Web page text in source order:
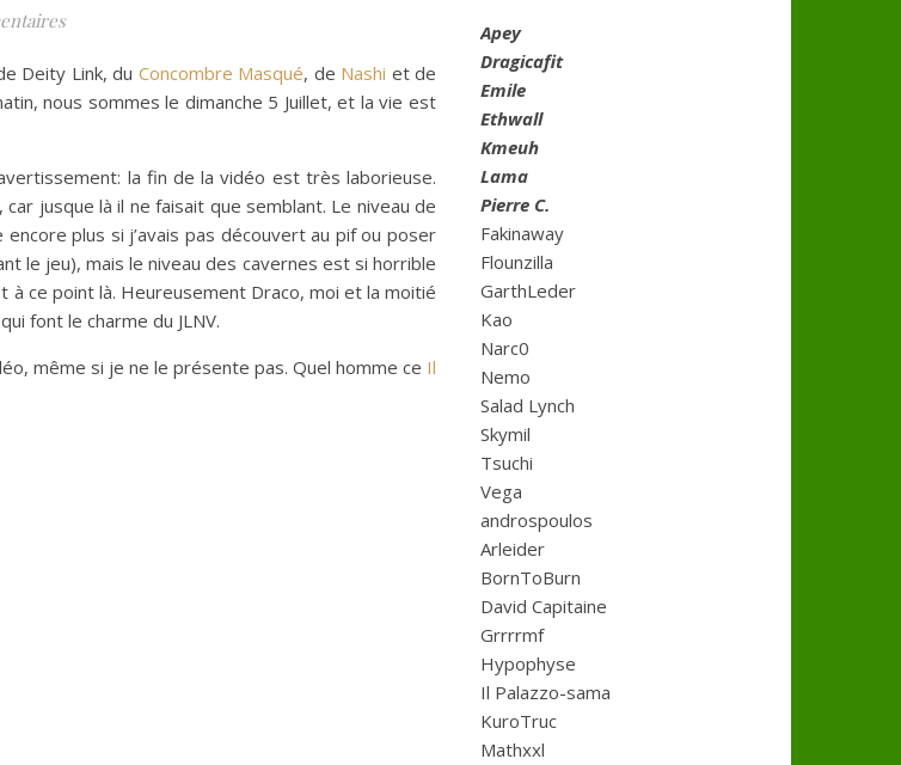
Deity Link, du Concombre Masqué, de Nashi et de
nous sommes le dimanche 5 Juillet, et la vie est
la fin de la vidéo est très laborieuse.
jusque là il ne faisait que semblant. Le niveau de
plus si j’avais pas découvert au pif ou poser
le jeu), mais le niveau des cavernes est si horrible
à ce point là. Heureusement Draco, moi et la moitié
font le charme du JLNV.
même si je ne le présente pas. Quel homme ce Il
Apey
Dragicafit
Emile
Ethwall
Kmeuh
Lama
Pierre C.
Fakinaway
Flounzilla
GarthLeder
Kao
Narc0
Nemo
Salad Lynch
Skymil
Tsuchi
Vega
androspoulos
Arleider
BornToBurn
David Capitaine
Grrrrmf
Hypophyse
Il Palazzo-sama
KuroTruc
Mathxxl